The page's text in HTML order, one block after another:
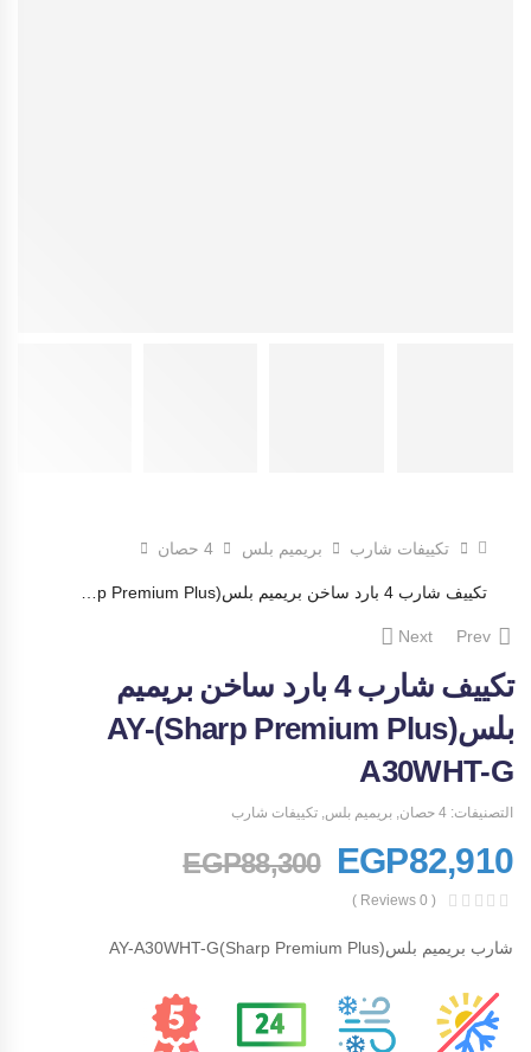
تكييفات شارب بريميم بلس 4 حصان
تكييف شارب 4 بارد ساخن بريميم بلس(Sharp Premium Plus)AY-A30WHT-G
Next
تكييف شارب 4 بارد ساخن بريميم
بلس(Sharp Premium Plus)AY-
A30WHT-G
التصنيفات: 4 حصان , بريميم بلس, تكييفات شارب
EGP82,910
EGP88,300
( 0 Reviews )
شارب بريميم بلس(Sharp Premium Plus)AY-A30WHT-G